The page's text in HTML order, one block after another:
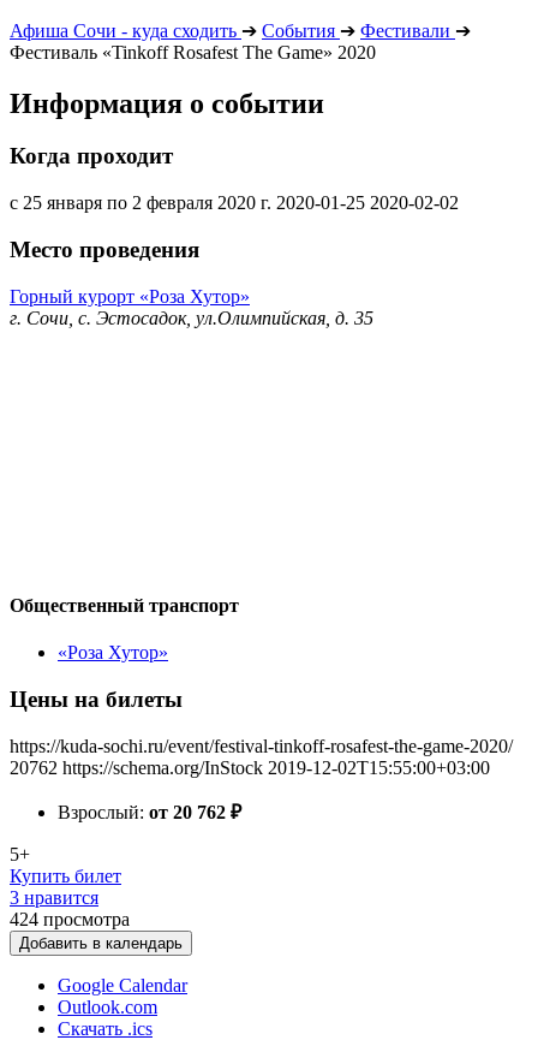
Афиша Сочи - куда сходить ➔ События ➔ Фестивали ➔
Фестиваль «Tinkoff Rosafest The Game» 2020
Информация о событии
Когда проходит
с 25 января по 2 февраля 2020 г. 2020-01-25 2020-02-02
Место проведения
Горный курорт «Роза Хутор»
г. Сочи, с. Эстосадок, ул.Олимпийская, д. 35
Общественный транспорт
«Роза Хутор»
Цены на билеты
https://kuda-sochi.ru/event/festival-tinkoff-rosafest-the-game-2020/
20762 https://schema.org/InStock 2019-12-02T15:55:00+03:00
Взрослый: от 20 762 ₽
5+
Купить билет
3 нравится
424 просмотра
Добавить в календарь
Google Calendar
Outlook.com
Скачать .ics